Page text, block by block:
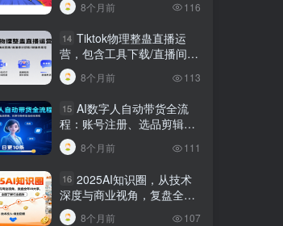
8个月前 116
14 Tiktok物理整蛊直播运
营，包含工具下载/直播间搭
建/直播素材获取/跟播思路
等
8个月前 113
15 AI数字人自动带货全流
程：账号注册、选品剪辑，
日更10条作品自动化变现
8个月前 111
16 2025AI知识圈，从技术
深度与商业视角，复盘全年
AI大事，全面了解行业趋势
8个月前 107